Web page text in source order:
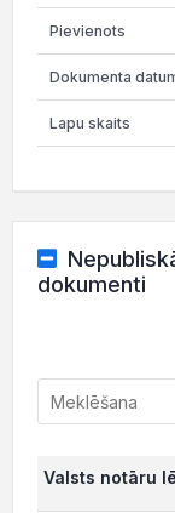
dokumenti
Valsts notāru